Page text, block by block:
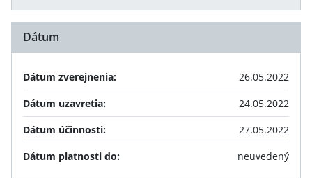
Dátum
Dátum zverejnenia:
26.05.2022
Dátum uzavretia:
24.05.2022
Dátum účinnosti:
27.05.2022
Dátum platnosti do:
neuvedený